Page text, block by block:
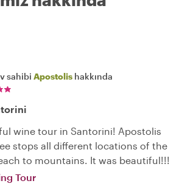
sahibi Apostolis hakkında
wine tour in Santorini! Apostolis
stops all different locations of the
to mountains. It was beautiful!!!
Tour